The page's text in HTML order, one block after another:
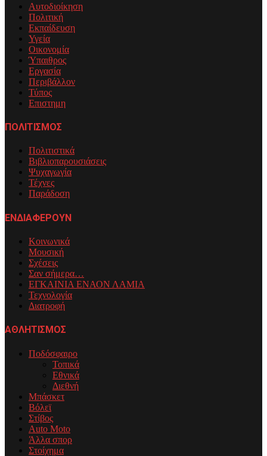
Αυτοδιοίκηση
Πολιτική
Εκπαίδευση
Υγεία
Οικονομία
Ύπαιθρος
Εργασία
Περιβάλλον
Τύπος
Επιστημη
ΠΟΛΙΤΙΣΜΟΣ
Πολιτιστικά
Βιβλιοπαρουσιάσεις
Ψυχαγωγία
Τέχνες
Παράδοση
ΕΝΔΙΑΦΕΡΟΥΝ
Κοινωνικά
Μουσική
Σχέσεις
Σαν σήμερα…
ΕΓΚΑΙΝΙΑ ΕΝΑΟΝ ΛΑΜΙΑ
Τεχνολογία
Διατροφή
ΑΘΛΗΤΙΣΜΟΣ
Ποδόσφαιρο
Τοπικά
Εθνικά
Διεθνή
Μπάσκετ
Βόλεϊ
Στίβος
Auto Moto
Άλλα σπορ
Στοίχημα